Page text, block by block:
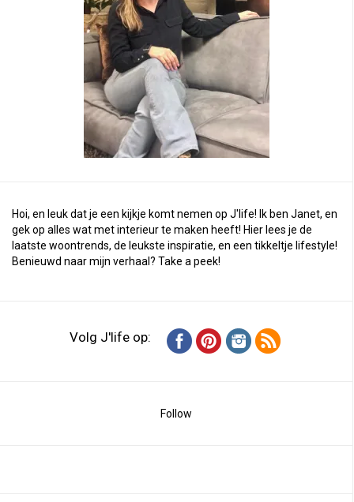
Hoi, en leuk dat je een kijkje komt nemen op J'life! Ik ben Janet, en
gek op alles wat met interieur te maken heeft! Hier lees je de
laatste woontrends, de leukste inspiratie, en een tikkeltje lifestyle!
Benieuwd naar mijn verhaal? Take a peek!
Volg J'life op:
Follow